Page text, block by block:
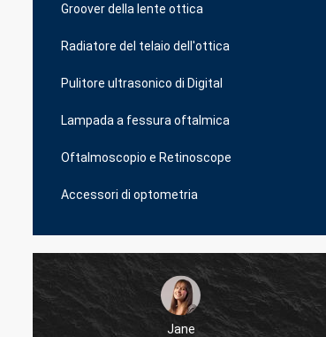
Groover della lente ottica
Radiatore del telaio dell'ottica
Pulitore ultrasonico di Digital
Lampada a fessura oftalmica
Oftalmoscopio e Retinoscope
Accessori di optometria
Jane